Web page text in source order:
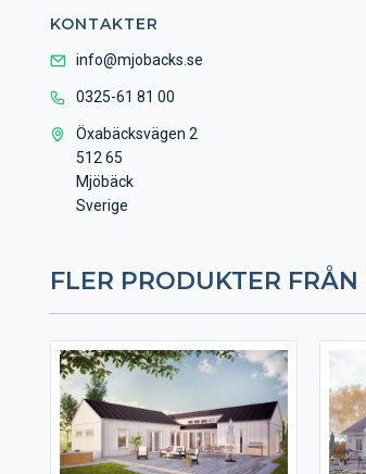
KONTAKTER
info@mjobacks.se
0325-61 81 00
Öxabäcksvägen 2
512 65
Mjöbäck
Sverige
FLER PRODUKTER FRÅN